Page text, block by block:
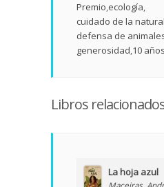
Premio ecología
cuidado de la
defensa de
generosidad 10 años
Libros
La hoja azul